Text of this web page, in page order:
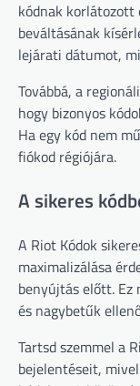
kódnak korlátozott
beváltásának
lejárati dátumot,
Továbbá, a
hogy bizonyos
Ha egy kód nem
fiókod régiójára.
A sikeres
A Riot Kódok
maximalizálása
benyújtás előtt. Ez
és nagybetűk
Tartsd szemmel a
bejelentéseit,